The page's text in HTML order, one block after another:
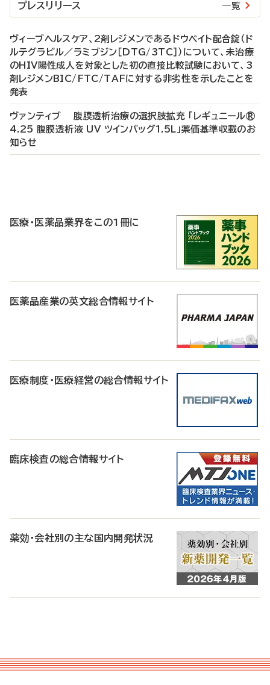
プレスリリース 一覧
ヴィーブヘルスケア、2剤レジメンであるドウベイト配合錠（ド
ルテグラビル／ラミブジン［DTG/3TC］）について、未治療
のHIV陽性成人を対象とした初の直接比較試験において、3
剤レジメンBIC/FTC/TAFに対する非劣性を示したことを
発表
ヴァンティブ 腹膜透析治療の選択肢拡充 「レギュニール®
4.25 腹膜透析液 UV ツインバッグ1.5L」薬価基準収載のお
知らせ
医療・医薬品業界をこの1冊に
医薬品産業の英文総合情報サイト
医療制度・医療経営の総合情報サイト
臨床検査の総合情報サイト
薬効・会社別の主な国内開発状況